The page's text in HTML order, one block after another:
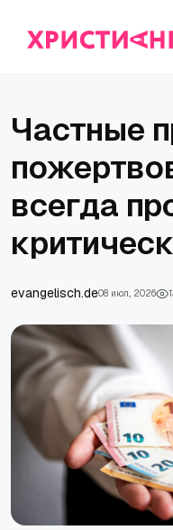
Частные
всегда
evangelisch.de08 июл., 2026